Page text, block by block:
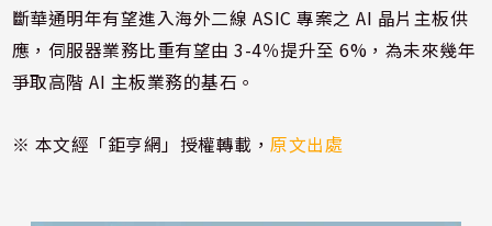
斷華通明年有望進入海外二線 ASIC 專案之 AI 晶片主板供
應，伺服器業務比重有望由 3-4％提升至 6%，為未來幾年
爭取高階 AI 主板業務的基石。
※ 本文經「鉅亨網」授權轉載，原文出處